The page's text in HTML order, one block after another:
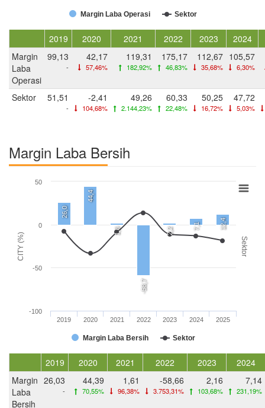
Margin Laba Operasi Sektor
2019 2020 2021 2022 2023
2024
Margin
Laba
Operasi
99,13
-
42,17
57,46%
119,31
182,92%
175,17
46,83%
112,67
35,68%
105,57
6,30%
Sektor 51,51
-
-2,41
104,68%
49,26
2.144,23%
60,33
22,48%
50,25
16,72%
47,72
5,03%
Margin Laba Bersih
CITY (%) Sektor
26,0
44,4
1,6
-58,7
2,2
7,1 12,4
Margin Laba Bersih Sektor
2019 2020 2021 2022 2023 2024 2025
-100
-50
0
50
2019 2020 2021 2022 2023
2024
Margin
Laba
Bersih
26,03
-
44,39
70,55%
1,61
96,38%
-58,66
3.753,31%
2,16
103,68%
7,14
231,19%